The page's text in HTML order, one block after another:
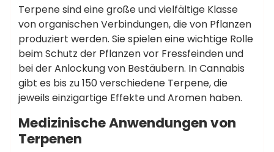
Terpene sind eine große und vielfältige Klasse
von organischen Verbindungen, die von Pflanzen
produziert werden. Sie spielen eine wichtige Rolle
beim Schutz der Pflanzen vor Fressfeinden und
bei der Anlockung von Bestäubern. In Cannabis
gibt es bis zu 150 verschiedene Terpene, die
jeweils einzigartige Effekte und Aromen haben.
Medizinische Anwendungen von
Terpenen